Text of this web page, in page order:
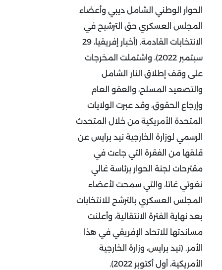
الحوار الوطني الشامل ديبي وأعضاء
المجلس العسكري حق الترشيح في
الانتخابات القادمة. (أخبار إفريقيا، 29
سبتمبر 2022)، واشتملت المخرجات
على وقف إطلاق النار الشامل
والتصعيد المسلح، والعفو العام
وإرجاع الحقوق، وقد عبرت الولايات
المتحدة الأمريكية من خلال المتحدث
الرسمي لوزارة الخارجية نيد برايس عن
قلقها من الفقرة التي جاءت في
مقترحات لجنة الحوار برئاسة غالي
نغوتي غاتا، والتي سمحت لأعضاء
المجلس العسكري بالترشح للانتخابات
بعد نهاية الفترة الانتقالية، وأعلنت
مساندتها للاتحاد الإفريقي في هذا
الأمر. (نيد برايس، وزارة الخارجية
الأمريكية، أول أكتوبر 2022).